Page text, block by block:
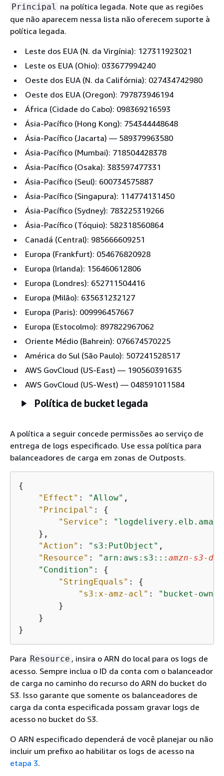
Principal na política legada. Note que as regiões
que não aparecem nessa lista não oferecem suporte à
política legada.
Leste dos EUA (N. da Virgínia): 127311923021
Leste os EUA (Ohio): 033677994240
Oeste dos EUA (N. da Califórnia): 027434742980
Oeste dos EUA (Oregon): 797873946194
África (Cidade do Cabo): 098369216593
Ásia-Pacífico (Hong Kong): 754344448648
Ásia-Pacífico (Jacarta) — 589379963580
Ásia-Pacífico (Mumbai): 718504428378
Ásia-Pacífico (Osaka): 383597477331
Ásia-Pacífico (Seul): 600734575887
Ásia-Pacífico (Singapura): 114774131450
Ásia-Pacífico (Sydney): 783225319266
Ásia-Pacífico (Tóquio): 582318560864
Canadá (Central): 985666609251
Europa (Frankfurt): 054676820928
Europa (Irlanda): 156460612806
Europa (Londres): 652711504416
Europa (Milão): 635631232127
Europa (Paris): 009996457667
Europa (Estocolmo): 897822967062
Oriente Médio (Bahrein): 076674570225
América do Sul (São Paulo): 507241528517
AWS GovCloud (US-East) — 190560391635
AWS GovCloud (US-West) — 048591011584
Política de bucket legada
A política a seguir concede permissões ao serviço de
entrega de logs especificado. Use essa política para
balanceadores de carga em zonas de Outposts.
{
"Effect" : "Allow" ,
"Principal" : {
"Service" :
    },
"Action" : "s3:PutObject" ,
"Resource" : "arn:aws:s3::: amzn-s3-
"Condition" : {
"StringEquals" : {
"s3:x-amz-acl" :
"bucket-
        }
    }
}
Para Resource , insira o ARN do local para os logs de
acesso. Sempre inclua o ID da conta com o balanceador
de carga no caminho do recurso do ARN do bucket do
S3. Isso garante que somente os balanceadores de
carga da conta especificada possam gravar logs de
acesso no bucket do S3.
O ARN especificado dependerá de você planejar ou não
incluir um prefixo ao habilitar os logs de acesso na
etapa 3.